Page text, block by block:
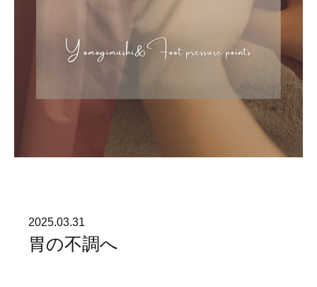
2025.03.31
胃の不調へ